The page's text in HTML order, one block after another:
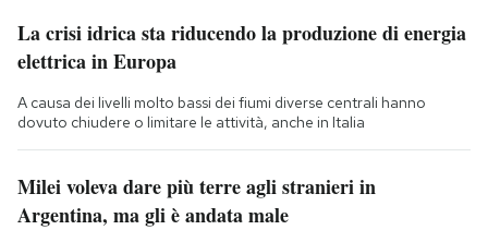
La crisi idrica sta riducendo la produzione di energia
elettrica in Europa
A causa dei livelli molto bassi dei fiumi diverse centrali hanno
dovuto chiudere o limitare le attività, anche in Italia
Milei voleva dare più terre agli stranieri in
Argentina, ma gli è andata male